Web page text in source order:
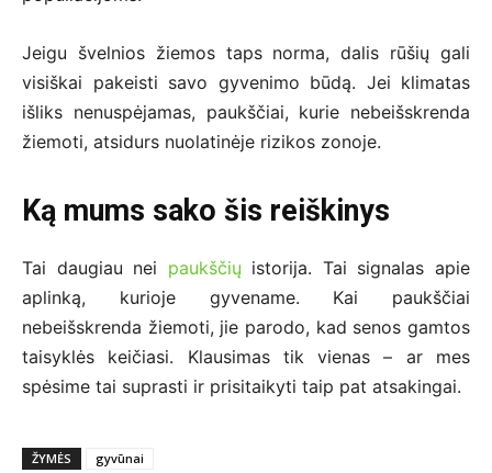
Jeigu švelnios žiemos taps norma, dalis rūšių gali
visiškai pakeisti savo gyvenimo būdą. Jei klimatas
išliks nenuspėjamas, paukščiai, kurie nebeišskrenda
žiemoti, atsidurs nuolatinėje rizikos zonoje.
Ką mums sako šis reiškinys
Tai daugiau nei paukščių istorija. Tai signalas apie
aplinką, kurioje gyvename. Kai paukščiai
nebeišskrenda žiemoti, jie parodo, kad senos gamtos
taisyklės keičiasi. Klausimas tik vienas – ar mes
spėsime tai suprasti ir prisitaikyti taip pat atsakingai.
ŽYMĖS gyvūnai